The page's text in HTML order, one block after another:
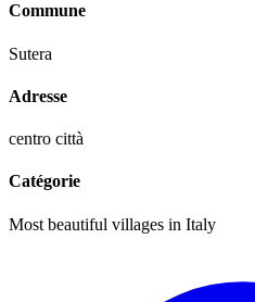
Commune
Sutera
Adresse
centro città
Catégorie
Most beautiful villages in Italy